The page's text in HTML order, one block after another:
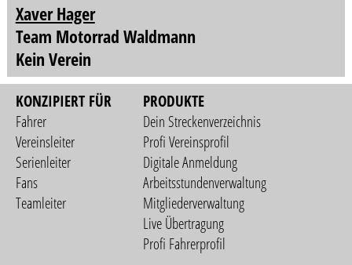
Xaver Hager
Team Motorrad Waldmann
Kein Verein
KONZIPIERT FÜR
Fahrer
Vereinsleiter
Serienleiter
Fans
Teamleiter
PRODUKTE
Dein Streckenverzeichnis
Profi Vereinsprofil
Digitale Anmeldung
Arbeitsstundenverwaltung
Mitgliederverwaltung
Live Übertragung
Profi Fahrerprofil